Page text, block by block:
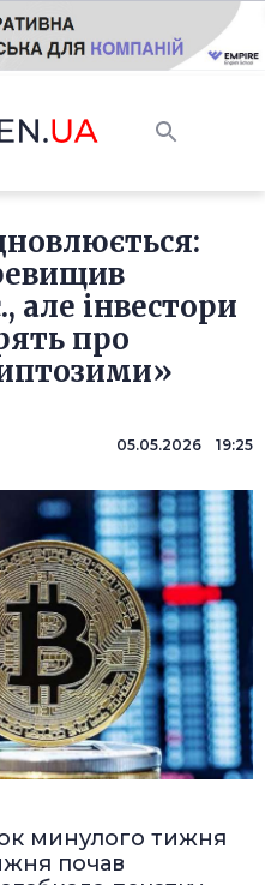
але інвестори
про
05.05.2026 19:25
минулого тижня
почав